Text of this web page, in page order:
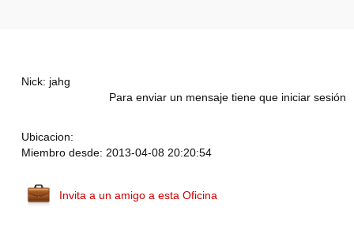
Nick: jahg
Para enviar un mensaje tiene que iniciar sesión
Ubicacion:
Miembro desde: 2013-04-08 20:20:54
Invita a un amigo a esta Oficina